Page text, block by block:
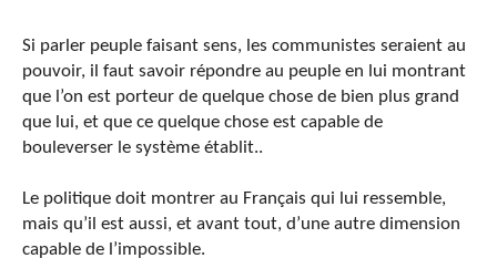
Si parler peuple faisant sens, les communistes seraient au
pouvoir, il faut savoir répondre au peuple en lui montrant
que l’on est porteur de quelque chose de bien plus grand
que lui, et que ce quelque chose est capable de
bouleverser le système établit..
Le politique doit montrer au Français qui lui ressemble,
mais qu’il est aussi, et avant tout, d’une autre dimension
capable de l’impossible.